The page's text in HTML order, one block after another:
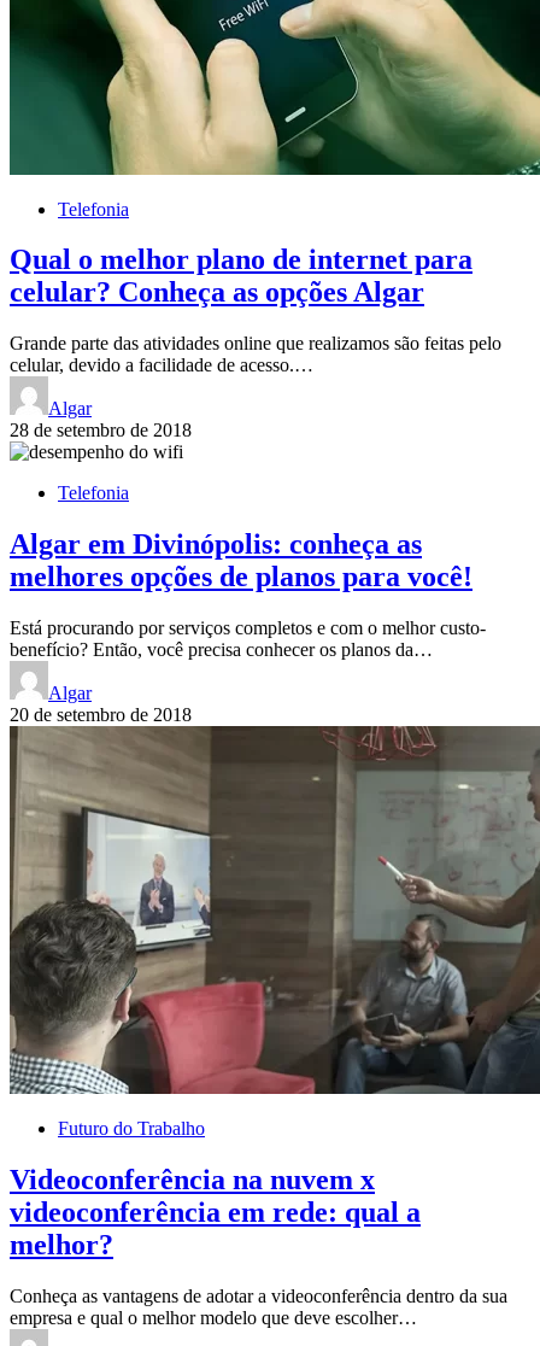
Telefonia
Qual o melhor plano de internet para
celular? Conheça as opções Algar
Grande parte das atividades online que realizamos são feitas pelo
celular, devido a facilidade de acesso.…
Algar
28 de setembro de 2018
Telefonia
Algar em Divinópolis: conheça as
melhores opções de planos para você!
Está procurando por serviços completos e com o melhor custo-
benefício? Então, você precisa conhecer os planos da…
Algar
20 de setembro de 2018
Futuro do Trabalho
Videoconferência na nuvem x
videoconferência em rede: qual a
melhor?
Conheça as vantagens de adotar a videoconferência dentro da sua
empresa e qual o melhor modelo que deve escolher…